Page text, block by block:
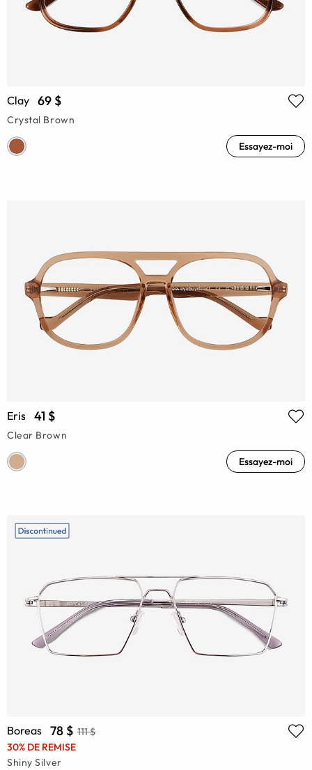
Clay 69 $
Crystal Brown
Essayez-moi
Eris 41 $
Clear Brown
Essayez-moi
Boreas 78 $ 111 $
30% DE REMISE
Shiny Silver